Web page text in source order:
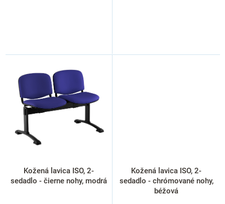
Kožená lavica ISO, 2-
sedadlo - čierne nohy, modrá
Kožená lavica ISO, 2-
sedadlo - chrómované nohy,
béžová